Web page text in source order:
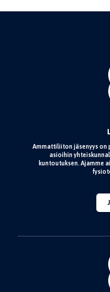
Ammattiliiton jäsenyys on
asioihin
kuntoutuksen. Ajamme